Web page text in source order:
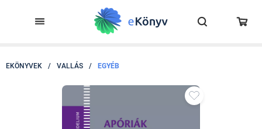
EKÖNYVEK / VALLÁS / EGYÉB